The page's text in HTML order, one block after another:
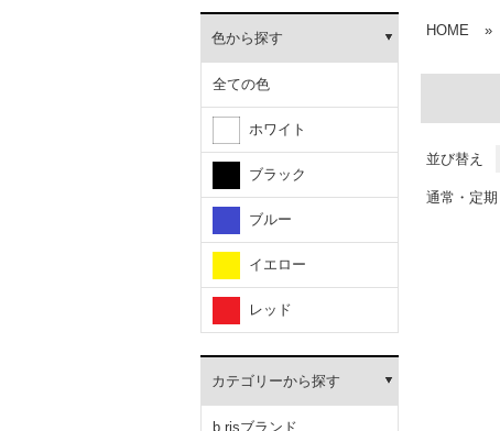
色から探す
全ての色
ホワイト
ブラック
ブルー
イエロー
レッド
カテゴリーから探す
b.risブランド
HOME »
並び替え
通常・定期